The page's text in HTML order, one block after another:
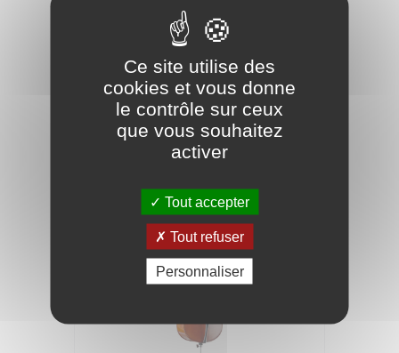
STAGG Violon Acoustique VN4/4-TBK
Noir Massif
99,90 €
Ce site utilise des
cookies et vous donne
le contrôle sur ceux
que vous souhaitez
activer
Tout accepter
Tout refuser
Personnaliser